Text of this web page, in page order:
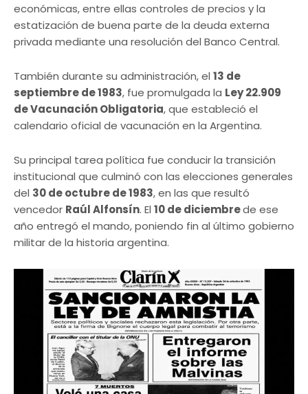
económicas, entre ellas controles de precios y la
estatización de buena parte de la deuda externa
privada mediante una resolución del Banco Central.
También durante su administración, el 13 de
septiembre de 1983, fue promulgada la Ley 22.909
de Vacunación Obligatoria, que estableció el
calendario oficial de vacunación en la Argentina.
Su principal tarea política fue conducir la transición
institucional que culminó con las elecciones generales
del 30 de octubre de 1983, en las que resultó
vencedor Raúl Alfonsín. El 10 de diciembrede ese
año entregó el mando, poniendo fin al último gobierno
militar de la historia argentina.